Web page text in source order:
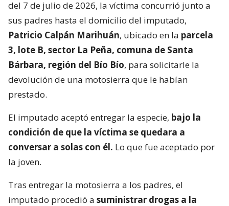
del 7 de julio de 2026, la víctima concurrió junto a
sus padres hasta el domicilio del imputado,
Patricio Calpán Marihuán, ubicado en la parcela
3, lote B, sector La Peña, comuna de Santa
Bárbara, región del Bío Bío, para solicitarle la
devolución de una motosierra que le habían
prestado.
El imputado aceptó entregar la especie, bajo la
condición de que la víctima se quedara a
conversar a solas con él. Lo que fue aceptado por
la joven.
Tras entregar la motosierra a los padres, el
imputado procedió a suministrar drogas a la